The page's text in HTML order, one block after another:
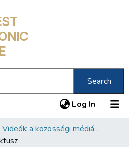
Search
Log In (current)
Videók a közösségi médiában